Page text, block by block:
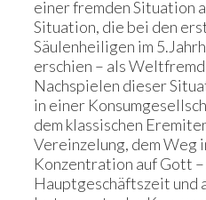
einer fremden Situation
Situation, die bei den
Säulenheiligen im
erschien – als
Nachspielen dieser
in einer
dem klassischen
Vereinzelung, dem Weg
Konzentration auf Gott –
Hauptgeschäftszeit und